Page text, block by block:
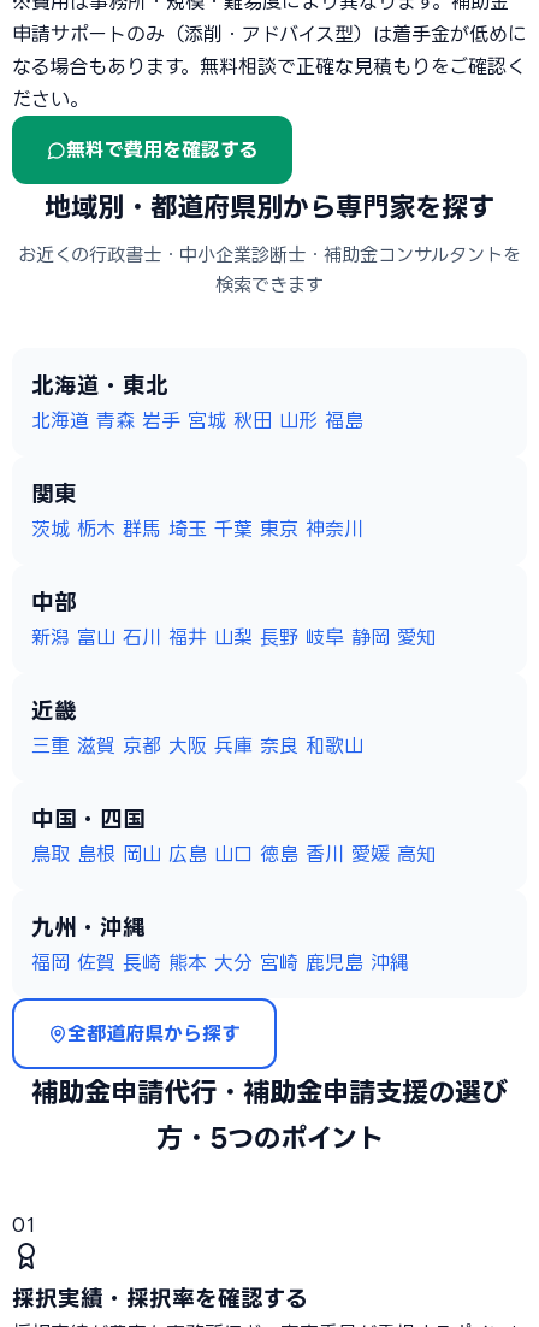
申請サポートのみ（添削・アドバイス型）は着手金が低めに
なる場合もあります。無料相談で正確な見積もりをご確認く
ださい。
無料で費用を確認する
地域別・都道府県別から専門家を探す
お近くの行政書士・中小企業診断士・補助金コンサルタントを
検索できます
北海道・東北
北海道 青森 岩手 宮城 秋田 山形 福島
関東
茨城 栃木 群馬 埼玉 千葉 東京 神奈川
中部
新潟 富山 石川 福井 山梨 長野 岐阜 静岡 愛知
近畿
三重 滋賀 京都 大阪 兵庫 奈良 和歌山
中国・四国
鳥取 島根 岡山 広島 山口 徳島 香川 愛媛 高知
九州・沖縄
福岡 佐賀 長崎 熊本 大分 宮崎 鹿児島 沖縄
全都道府県から探す
補助金申請代行・補助金申請支援の選び
方・5つのポイント
01
採択実績・採択率を確認する